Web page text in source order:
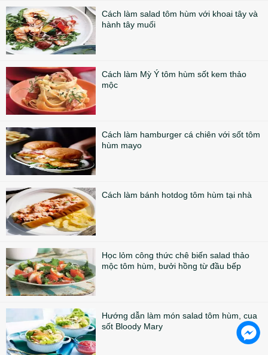
Cách làm salad tôm hùm với khoai tây và
hành tây muối
Cách làm Mỳ Ý tôm hùm sốt kem thảo
mộc
Cách làm hamburger cá chiên với sốt tôm
hùm mayo
Cách làm bánh hotdog tôm hùm tại nhà
Học lỏm công thức chê biến salad thảo
mộc tôm hùm, bưởi hồng từ đầu bếp
Hướng dẫn làm món salad tôm hùm, cua
sốt Bloody Mary